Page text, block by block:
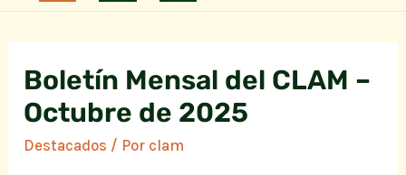
Boletín Mensal del CLAM –
Octubre de 2025
Destacados / Por clam